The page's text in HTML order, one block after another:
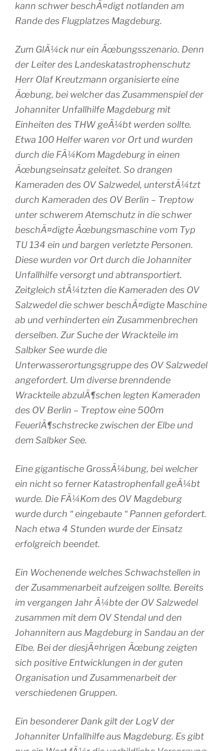
kann schwer beschÃ¤digt notlanden am
Rande des Flugplatzes Magdeburg.
Zum GlÃ¼ck nur ein Ãœbungsszenario. Denn
der Leiter des Landeskatastrophenschutz
Herr Olaf Kreutzmann organisierte eine
Ãœbung, bei welcher das Zusammenspiel der
Johanniter Unfallhilfe Magdeburg mit
Einheiten des THW geÃ¼bt werden sollte.
Etwa 100 Helfer waren vor Ort und wurden
durch die FÃ¼Kom Magdeburg in einen
Ãœbungseinsatz geleitet. So drangen
Kameraden des OV Salzwedel, unterstÃ¼tzt
durch Kameraden des OV Berlin – Treptow
unter schwerem Atemschutz in die schwer
beschÃ¤digte Ãœbungsmaschine vom Typ
TU 134 ein und bargen verletzte Personen.
Diese wurden vor Ort durch die Johanniter
Unfallhilfe versorgt und abtransportiert.
Zeitgleich stÃ¼tzten die Kameraden des OV
Salzwedel die schwer beschÃ¤digte Maschine
ab und verhinderten ein Zusammenbrechen
derselben. Zur Suche der Wrackteile im
Salbker See wurde die
Unterwasserortungsgruppe des OV Salzwedel
angefordert. Um diverse brenndende
Wrackteile abzulÃ¶schen legten Kameraden
des OV Berlin – Treptow eine 500m
FeuerlÃ¶schstrecke zwischen der Elbe und
dem Salbker See.
Eine gigantische GrossÃ¼bung, bei welcher
ein nicht so ferner Katastrophenfall geÃ¼bt
wurde. Die FÃ¼Kom des OV Magdeburg
wurde durch “ eingebaute “ Pannen gefordert.
Nach etwa 4 Stunden wurde der Einsatz
erfolgreich beendet.
Ein Wochenende welches Schwachstellen in
der Zusammenarbeit aufzeigen sollte. Bereits
im vergangen Jahr Ã¼bte der OV Salzwedel
zusammen mit dem OV Stendal und den
Johannitern aus Magdeburg in Sandau an der
Elbe. Bei der diesjÃ¤hrigen Ãœbung zeigten
sich positive Entwicklungen in der guten
Organisation und Zusammenarbeit der
verschiedenen Gruppen.
Ein besonderer Dank gilt der LogV der
Johanniter Unfallhilfe aus Magdeburg. Es gibt